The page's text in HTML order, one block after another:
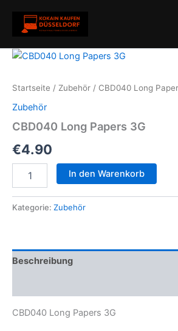
springen
Startseite / Zubehör / CBD040 Long
Zubehör
CBD040 Long Papers 3G
€4.90
Long
3G
In den Warenkorb
Kategorie: Zubehör
Beschreibung
CBD040 Long Papers 3G